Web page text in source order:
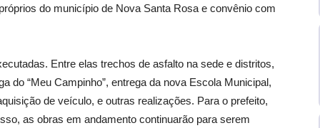
do município de Nova Santa Rosa e convênio com
Entre elas trechos de asfalto na sede e distritos,
do “Meu Campinho”, entrega da nova Escola Municipal,
de veículo, e outras realizações. Para o prefeito,
as obras em andamento continuarão para serem